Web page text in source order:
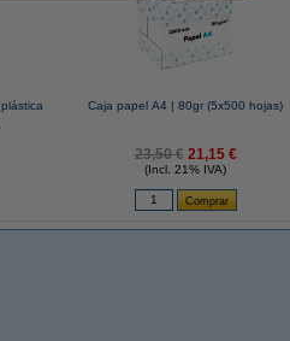
Caja papel A4 | 80gr (5x500 hojas)
23,50 € 21,15 €
(Incl. 21% IVA)